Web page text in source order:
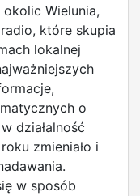
Wielunia,
które skupia
lokalnej
o
działalność
zmieniało i
w sposób